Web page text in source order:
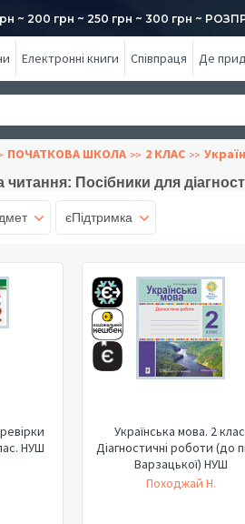
~ 200 грн ~ 250 грн ~ 300 грн ~
Електронні книги Співпраця Де
ПОЧАТКОВА ШКОЛА 2 КЛАС
читання: Посібники для
єПідтримка
НУШ
Українська мова. 2
Діагностичні роботи (до
Варзацької) НУШ
Походжай Н.